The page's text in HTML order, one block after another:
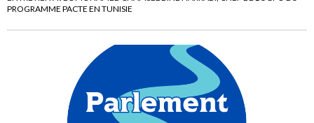
PROGRAMME PACTE EN TUNISIE